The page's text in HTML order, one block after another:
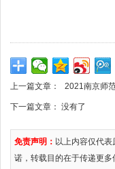
上一篇文章： 2021南京师
下一篇文章： 没有了
免责声明： 以上内容仅代
诺，转载目的在于传递更